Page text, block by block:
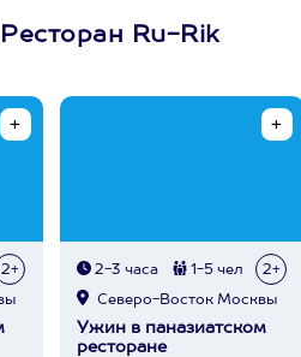
Ru-Rik
2+ 2-3 часа 1-5 чел 2+
Северо-Восток Москвы
Ужин в паназиатском
ресторане